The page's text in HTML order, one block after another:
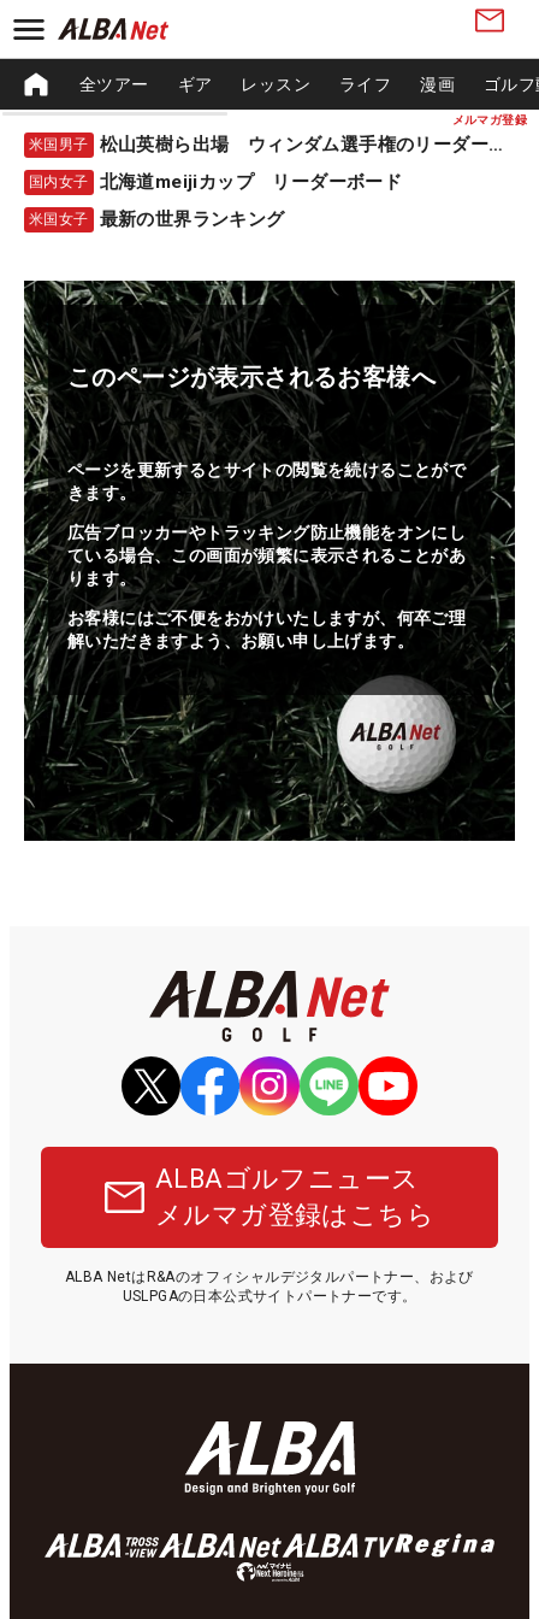
メルマガ登録
全ツアー ギア レッスン ライフ 漫画 ゴル
米国男子 松山英樹ら出場 ウィンダム選手権のリーダーボード
国内女子 北海道meijiカップ リーダーボード
米国女子 最新の世界ランキング
このページが表示されるお客様へ
ページを更新するとサイトの閲覧を続けることがで
きます。
広告ブロッカーやトラッキング防止機能をオンにし
ている場合、この画面が頻繁に表示されることがあ
ります。
お客様にはご不便をおかけいたしますが、何卒ご理
解いただきますよう、お願い申し上げます。
ALBAゴルフニュース
メルマガ登録はこちら
ALBA NetはR&Aのオフィシャルデジタルパートナー、および
USLPGAの日本公式サイトパートナーです。